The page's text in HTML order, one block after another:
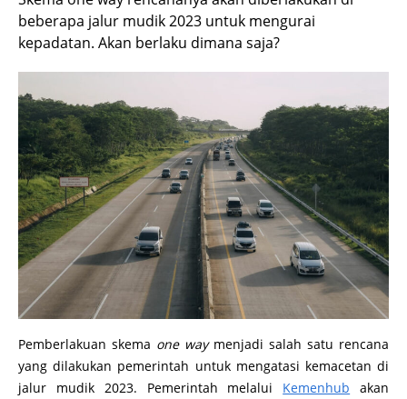
Skema one way rencananya akan diberlakukan di
beberapa jalur mudik 2023 untuk mengurai
Pemberlakuan skemaone waymenjadi salah satu rencana
yang dilakukan pemerintah untuk mengatasi kemacetan di